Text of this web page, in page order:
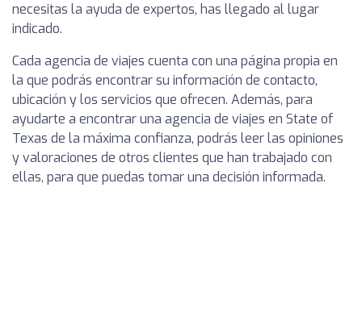
necesitas la ayuda de expertos, has llegado al lugar
indicado.
Cada agencia de viajes cuenta con una página propia en
la que podrás encontrar su información de contacto,
ubicación y los servicios que ofrecen. Además, para
ayudarte a encontrar una agencia de viajes en State of
Texas de la máxima confianza, podrás leer las opiniones
y valoraciones de otros clientes que han trabajado con
ellas, para que puedas tomar una decisión informada.